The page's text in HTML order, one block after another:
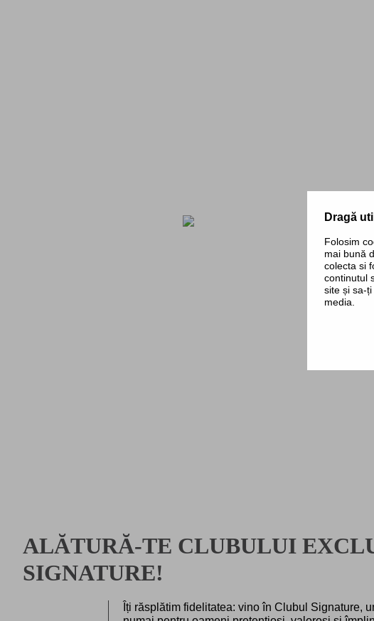
ALĂTURĂ-TE CLUBULUI
SIGNATURE!
Îți răsplătim fidelitatea: vino în Clubul Signature,
Dragă
Folosim
mai bună
colecta si
continutul
site și sa-
media.